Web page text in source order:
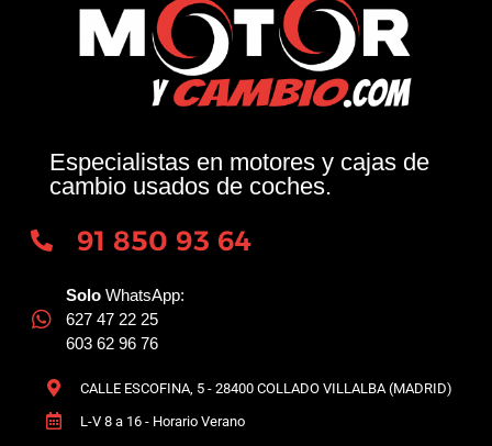
Especialistas en motores y cajas de
cambio usados de coches.
91 850 93 64
Solo WhatsApp:
627 47 22 25
603 62 96 76
CALLE ESCOFINA, 5 - 28400 COLLADO VILLALBA (MADRID)
L-V 8 a 16 - Horario Verano